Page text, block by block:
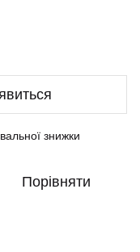
знижки
Порівняти